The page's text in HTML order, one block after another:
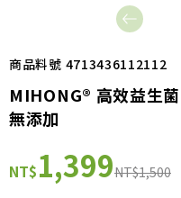
商品料號 4713436112112
MIHONG® 高效益生
無添加
NT$1,399NT$1,500